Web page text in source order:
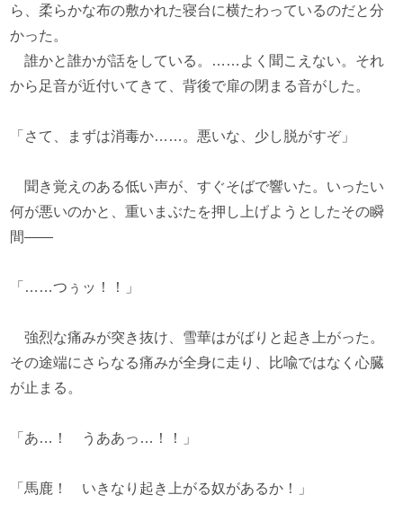
ら、柔らかな布の敷かれた寝台に横たわっているのだと分
かった。
誰かと誰かが話をしている。……よく聞こえない。それ
から足音が近付いてきて、背後で扉の閉まる音がした。
「さて、まずは消毒か……。悪いな、少し脱がすぞ」
聞き覚えのある低い声が、すぐそばで響いた。いったい
何が悪いのかと、重いまぶたを押し上げようとしたその瞬
間――
「……つぅッ！！」
強烈な痛みが突き抜け、雪華はがばりと起き上がった。
その途端にさらなる痛みが全身に走り、比喩ではなく心臓
が止まる。
「あ…！ うああっ…！！」
「馬鹿！ いきなり起き上がる奴があるか！」